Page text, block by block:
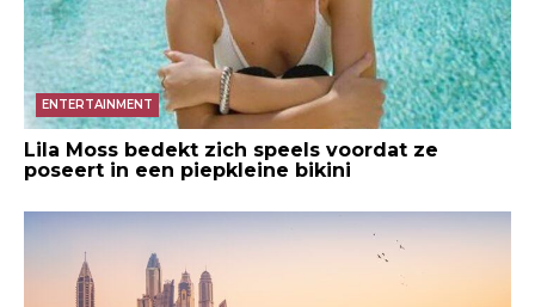
ENTERTAINMENT
Lila Moss bedekt zich speels voordat ze
poseert in een piepkleine bikini